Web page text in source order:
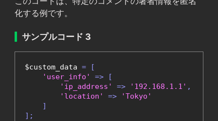
化する例です。
サンプルコード 3
$custom_data =
[
'user_info'
=>
[
'ip_address'
=> '192.168.1.1' ,
'location'
=>
'Tokyo'
]
];